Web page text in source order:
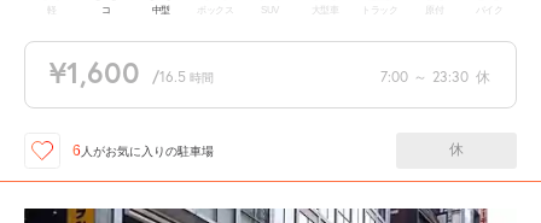
コ 中型 ボックス SUV 大型車 トラック 原付 バイク
¥1,600 /16.5 時間 7:00 ～ 23:30 休
6 人がお気に入りの駐車場 休